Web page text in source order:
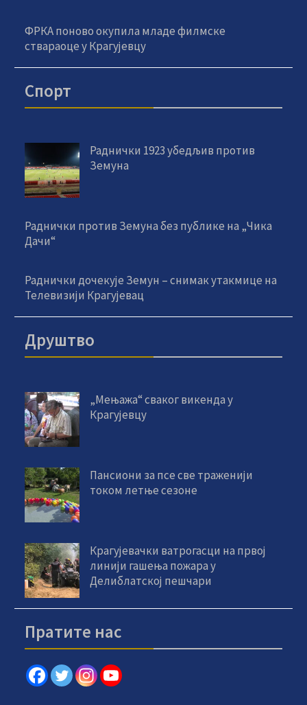
ФРКА поново окупила младе филмске
ствараоце у Крагујевцу
Спорт
Раднички 1923 убедљив против
Земуна
Раднички против Земуна без публике на „Чика
Дачи“
Раднички дочекује Земун – снимак утакмице на
Телевизији Крагујевац
Друштво
„Мењажа“ сваког викенда у
Крагујевцу
Пансиони за псе све траженији
током летње сезоне
Крагујевачки ватрогасци на првој
линији гашења пожара у
Делиблатској пешчари
Пратите нас